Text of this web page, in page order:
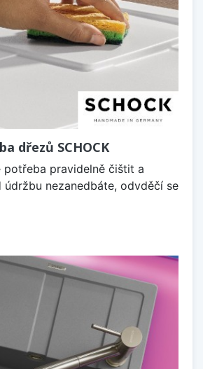
dřezů SCHOCK
potřeba pravidelně čištit a
údržbu nezanedbáte, odvděčí se